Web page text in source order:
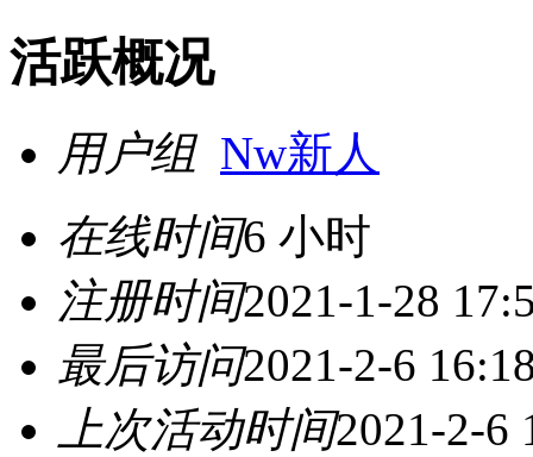
活跃概况
用户组 Nw新人
在线时间6 小时
注册时间2021-1-28
最后访问2021-2-6
上次活动时间2021-2-6